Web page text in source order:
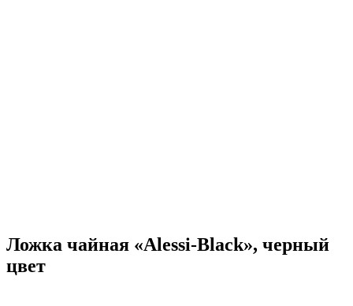
Ложка чайная «Alessi-Black», черный
цвет